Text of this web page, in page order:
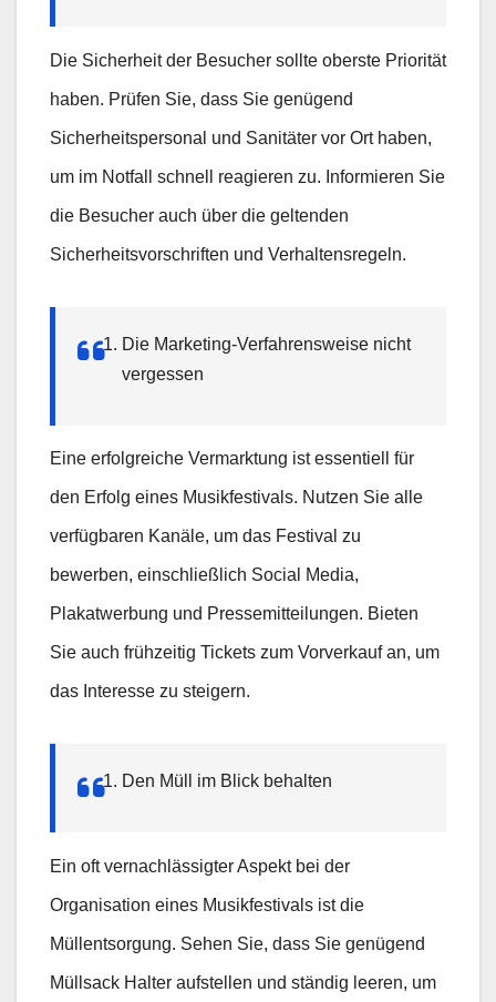
Die Sicherheit der Besucher sollte oberste Priorität
haben. Prüfen Sie, dass Sie genügend
Sicherheitspersonal und Sanitäter vor Ort haben,
um im Notfall schnell reagieren zu. Informieren Sie
die Besucher auch über die geltenden
Sicherheitsvorschriften und Verhaltensregeln.
Die Marketing-Verfahrensweise nicht
vergessen
Eine erfolgreiche Vermarktung ist essentiell für
den Erfolg eines Musikfestivals. Nutzen Sie alle
verfügbaren Kanäle, um das Festival zu
bewerben, einschließlich Social Media,
Plakatwerbung und Pressemitteilungen. Bieten
Sie auch frühzeitig Tickets zum Vorverkauf an, um
das Interesse zu steigern.
Den Müll im Blick behalten
Ein oft vernachlässigter Aspekt bei der
Organisation eines Musikfestivals ist die
Müllentsorgung. Sehen Sie, dass Sie genügend
Müllsack Halter aufstellen und ständig leeren, um